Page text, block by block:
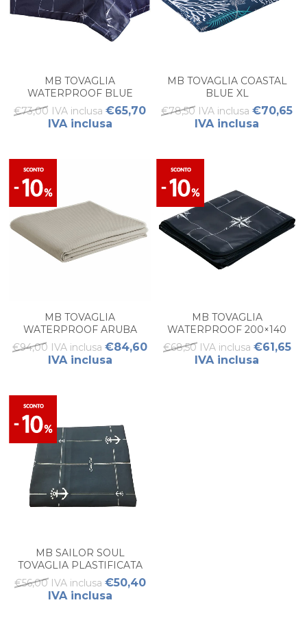
MB TOVAGLIA
WATERPROOF BLUE
GRANDE NORTHWIND
(1PZ)
€73,00 IVA inclusa €65,70
IVA inclusa
MB TOVAGLIA COASTAL
BLUE XL
€78,50 IVA inclusa €70,65
IVA inclusa
MB TOVAGLIA
WATERPROOF ARUBA
SAND L
€94,00 IVA inclusa €84,60
IVA inclusa
MB TOVAGLIA
WATERPROOF 200×140
NORTHWIND (1PZ)
€68,50 IVA inclusa €61,65
IVA inclusa
MB SAILOR SOUL
TOVAGLIA PLASTIFICATA
GRANDE 155X130
€56,00 IVA inclusa €50,40
IVA inclusa